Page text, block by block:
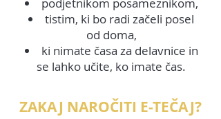
tistim, ki bo radi začeli posel
od doma,
ki nimate časa za delavnice in
se lahko učite, ko imate čas.
ZAKAJ NAROČITI E-TEČAJ?